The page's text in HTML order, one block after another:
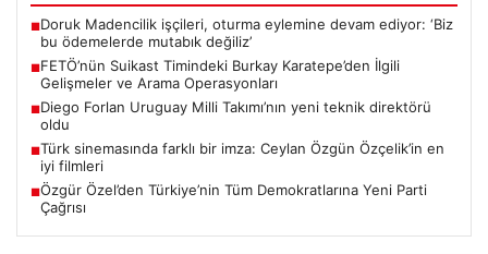
■Doruk Madencilik işçileri, oturma eylemine devam ediyor: ‘Biz
bu ödemelerde mutabık değiliz’
■FETÖ’nün Suikast Timindeki Burkay Karatepe’den İlgili
Gelişmeler ve Arama Operasyonları
■Diego Forlan Uruguay Milli Takımı’nın yeni teknik direktörü
oldu
■Türk sinemasında farklı bir imza: Ceylan Özgün Özçelik’in en
iyi filmleri
■Özgür Özel’den Türkiye’nin Tüm Demokratlarına Yeni Parti
Çağrısı